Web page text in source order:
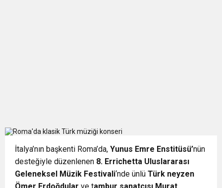
İtalya’nın başkenti Roma’da, Yunus Emre Enstitüsü’nün
desteğiyle düzenlenen 8. Errichetta Uluslararası
Geleneksel Müzik Festivali‘nde ünlü Türk neyzen